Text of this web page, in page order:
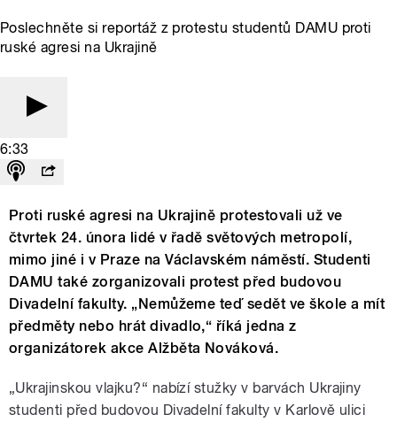
Poslechněte si reportáž z protestu studentů DAMU proti
ruské agresi na Ukrajině
6:33
Proti ruské agresi na Ukrajině protestovali už ve
čtvrtek 24. února lidé v řadě světových metropolí,
mimo jiné i v Praze na Václavském náměstí. Studenti
DAMU také zorganizovali protest před budovou
Divadelní fakulty. „Nemůžeme teď sedět ve škole a mít
předměty nebo hrát divadlo,“ říká jedna z
organizátorek akce Alžběta Nováková.
„Ukrajinskou vlajku?“ nabízí stužky v barvách Ukrajiny
studenti před budovou Divadelní fakulty v Karlově ulici